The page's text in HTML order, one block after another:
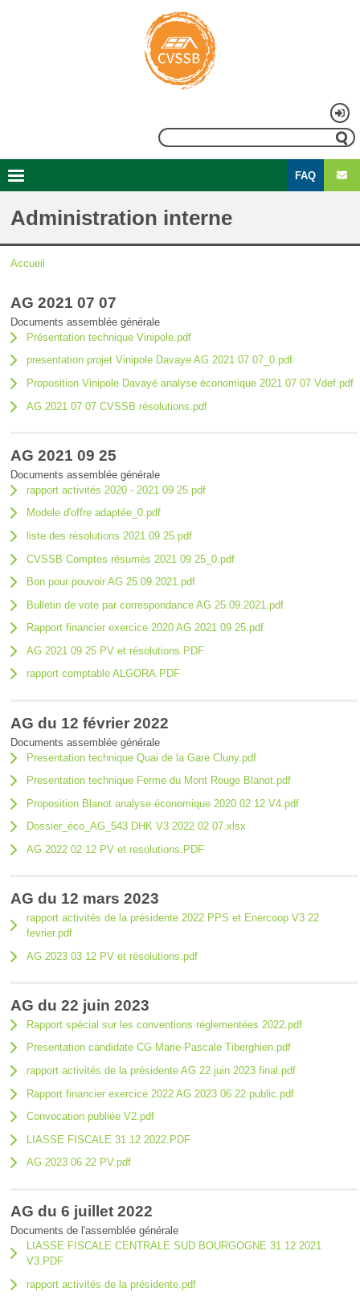
Rechercher
compte
de
Navigation
principale
menu
FAQ
Administration interne
d'Ariane
Accueil
AG 2021 07 07
Documents assemblée générale
Présentation technique Vinipole.pdf
presentation projet Vinipole Davaye AG 2021 07 07_0.pdf
Proposition Vinipole Davayé analyse économique 2021 07 07 Vdef.pdf
AG 2021 07 07 CVSSB résolutions.pdf
AG 2021 09 25
Documents assemblée générale
rapport activités 2020 - 2021 09 25.pdf
Modele d'offre adaptée_0.pdf
liste des résolutions 2021 09 25.pdf
CVSSB Comptes résumés 2021 09 25_0.pdf
Bon pour pouvoir AG 25.09.2021.pdf
Bulletin de vote par correspondance AG 25.09.2021.pdf
Rapport financier exercice 2020 AG 2021 09 25.pdf
AG 2021 09 25 PV et résolutions.PDF
rapport comptable ALGORA.PDF
AG du 12 février 2022
Documents assemblée générale
Presentation technique Quai de la Gare Cluny.pdf
Presentation technique Ferme du Mont Rouge Blanot.pdf
Proposition Blanot analyse économique 2020 02 12 V4.pdf
Dossier_éco_AG_543 DHK V3 2022 02 07.xlsx
AG 2022 02 12 PV et resolutions.PDF
AG du 12 mars 2023
rapport activités de la présidente 2022 PPS et Enercoop V3 22
fevrier.pdf
AG 2023 03 12 PV et résolutions.pdf
AG du 22 juin 2023
Rapport spécial sur les conventions réglementées 2022.pdf
Presentation candidate CG Marie-Pascale Tiberghien.pdf
rapport activités de la présidente AG 22 juin 2023 final.pdf
Rapport financier exercice 2022 AG 2023 06 22 public.pdf
Convocation publiée V2.pdf
LIASSE FISCALE 31 12 2022.PDF
AG 2023 06 22 PV.pdf
AG du 6 juillet 2022
Documents de l'assemblée générale
LIASSE FISCALE CENTRALE SUD BOURGOGNE 31 12 2021
V3.PDF
rapport activités de la présidente.pdf